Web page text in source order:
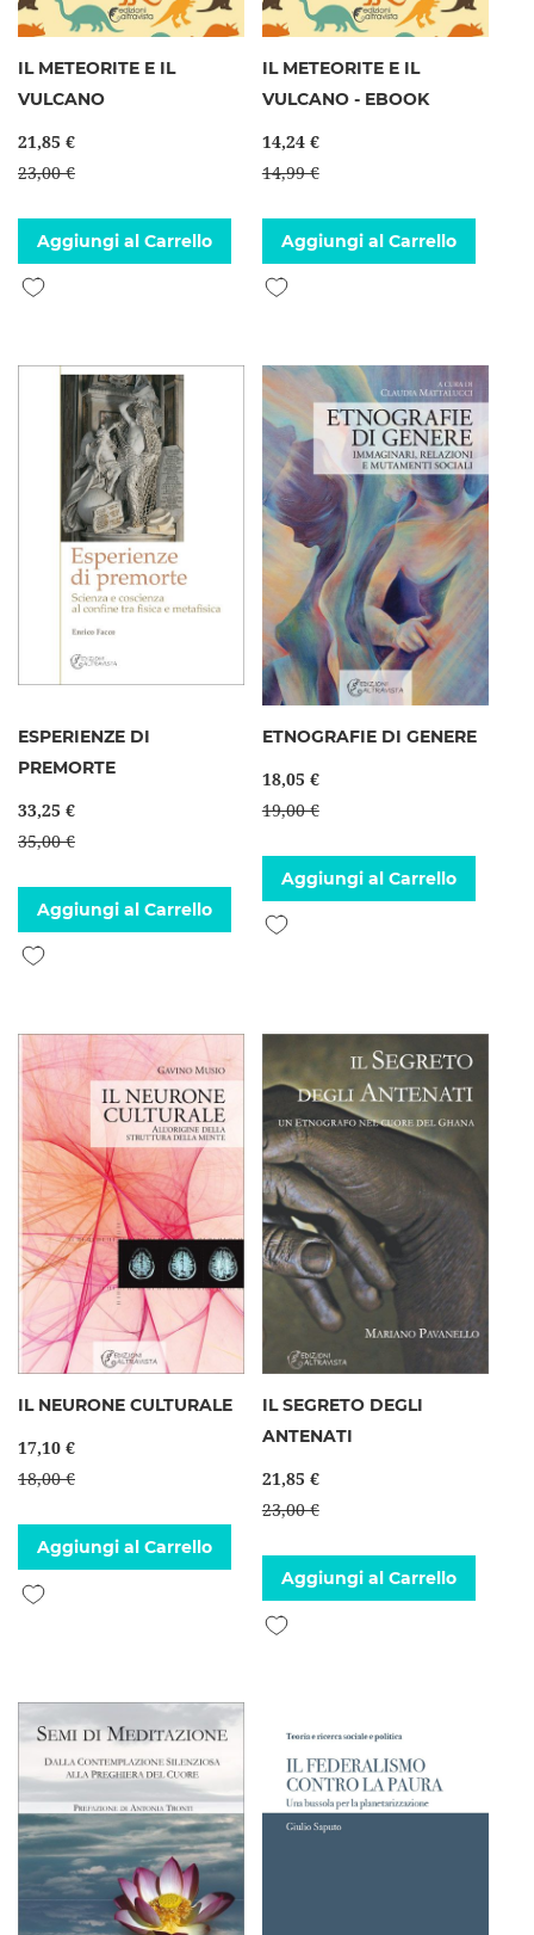
IL METEORITE E IL
VULCANO
21,85 €
23,00 €
Aggiungi al Carrello
Aggiungi alla lista desideri
IL METEORITE E IL
VULCANO - EBOOK
14,24 €
14,99 €
Aggiungi al Carrello
Aggiungi alla lista desideri
ESPERIENZE DI
PREMORTE
33,25 €
35,00 €
Aggiungi al Carrello
Aggiungi alla lista desideri
ETNOGRAFIE DI GENERE
18,05 €
19,00 €
Aggiungi al Carrello
Aggiungi alla lista desideri
IL NEURONE CULTURALE
17,10 €
18,00 €
Aggiungi al Carrello
Aggiungi alla lista desideri
IL SEGRETO DEGLI
ANTENATI
21,85 €
23,00 €
Aggiungi al Carrello
Aggiungi alla lista desideri